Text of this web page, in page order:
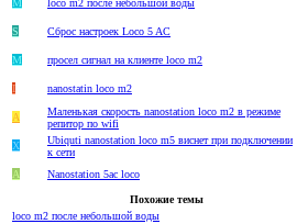
S
Сброс настроек Loco 5 AC
M
просел сигнал на клиенте loco m2
I
nanostatin loco m2
A
Маленькая скорость nanostation loco m2 в режиме
репитор по wifi
Х
Ubiquti nanostation loco m5 виснет при подключении
к сети
А
Nanostation 5ac loco
Похожие темы
loco m2 после небольшой воды